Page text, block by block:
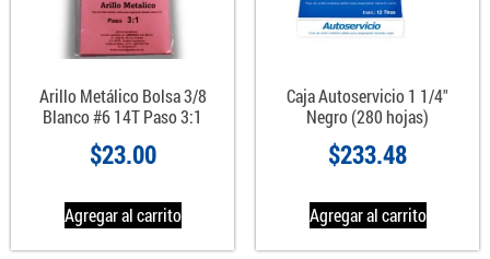
Arillo Metálico Bolsa 3/8
Blanco #6 14T Paso 3:1
$23.00
Agregar al carrito
Caja Autoservicio 1 1/4″
Negro (280 hojas)
$233.48
Agregar al carrito